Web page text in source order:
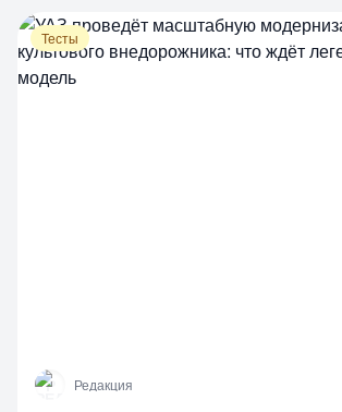
Тесты
Р Редакция